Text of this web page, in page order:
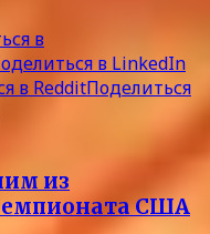
в
в LinkedIn
в RedditПоделиться
из
США